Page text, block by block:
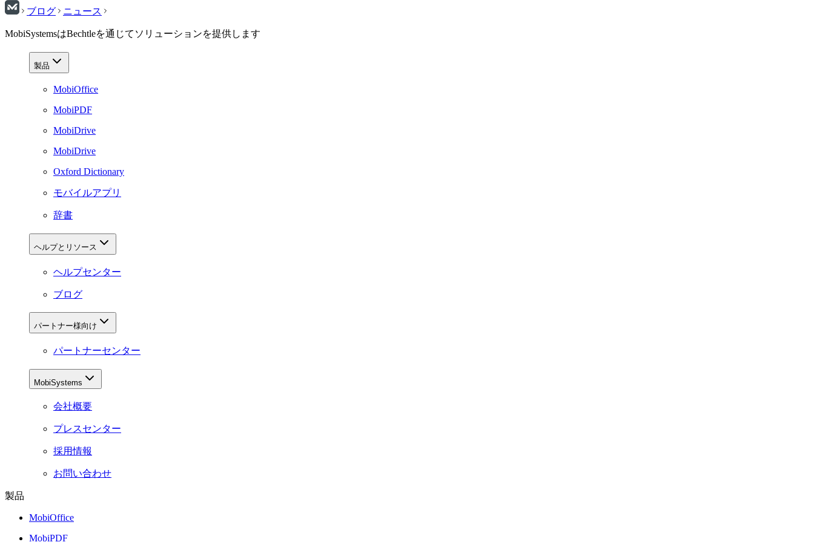
ブログ ニュース
MobiSystemsはBechtleを通じてソリューションを提供します
製品
MobiOffice
MobiPDF
MobiDrive
MobiDrive
Oxford Dictionary
モバイルアプリ
辞書
ヘルプとリソース
ヘルプセンター
ブログ
パートナー様向け
パートナーセンター
MobiSystems
会社概要
プレスセンター
採用情報
お問い合わせ
製品
MobiOffice
MobiPDF